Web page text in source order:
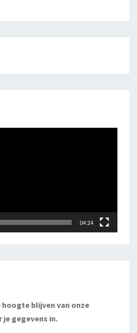
04:24
blijven van onze
je gegevens in.